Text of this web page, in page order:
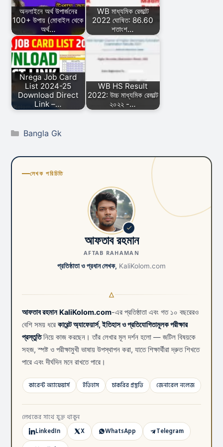
অনলাইনে অর্থ উপার্জনের
100+ উপায় (মোবাইল থেকে
অর্থ…
WB মাধ্যমিক রেজাল্ট
2022 ঘোষিত: 86.60
শতাংশ…
Nrega Job Card
List 2024-25
Download Direct
Link –…
WB HS Result
2022: উচ্চ মাধ্যমিক রেজাল্ট
২০২২ -…
Categories
Bangla Gk
লেখক পরিচিতি
আফতাব রহমান
AFTAB RAHAMAN
প্রতিষ্ঠাতা ও প্রধান লেখক, KaliKolom.com
আফতাব রহমান KaliKolom.com-এর প্রতিষ্ঠাতা এবং গত ১০ বছরেরও
বেশি সময় ধরে কারেন্ট অ্যাফেয়ার্স, ইতিহাস ও প্রতিযোগিতামূলক পরীক্ষার
প্রস্তুতিনিয়ে কাজ করছেন। তাঁর লেখার মূল দর্শন হলো — জটিল বিষয়কে
সহজ, স্পষ্ট ও পরীক্ষামুখী ভাষায় উপস্থাপন করা, যাতে শিক্ষার্থীরা দ্রুত শিখতে
পারে এবং দীর্ঘদিন মনে রাখতে পারে।
কারেন্ট অ্যাফেয়ার্স ইতিহাস চাকরির প্রস্তুতি জেনারেল নলেজ
লেখকের সাথে যুক্ত থাকুন
LinkedIn X WhatsApp
Telegram